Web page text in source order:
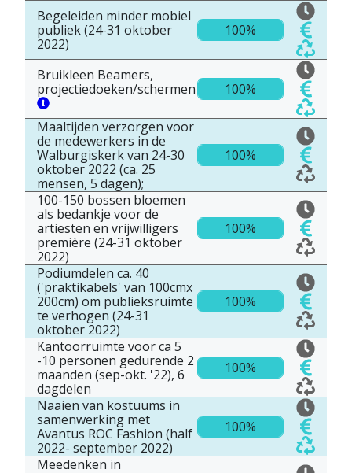
Begeleiden minder mobiel
publiek (24-31 oktober
2022)
100%
Bruikleen Beamers,
projectiedoeken/schermen
100%
Maaltijden verzorgen voor
de medewerkers in de
Walburgiskerk van 24-30
oktober 2022 (ca. 25
mensen, 5 dagen);
100%
100-150 bossen bloemen
als bedankje voor de
artiesten en vrijwilligers
première (24-31 oktober
2022)
100%
Podiumdelen ca. 40
('praktikabels' van 100cmx
200cm) om publieksruimte
te verhogen (24-31
oktober 2022)
100%
Kantoorruimte voor ca 5
-10 personen gedurende 2
maanden (sep-okt. '22), 6
dagdelen
100%
Naaien van kostuums in
samenwerking met
Avantus ROC Fashion (half
2022- september 2022)
100%
Meedenken in